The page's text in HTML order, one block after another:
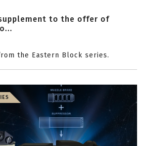
to the offer of
the Eastern Block series.